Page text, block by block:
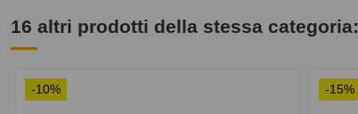
16 altri prodotti della stessa categoria:
-10% -15%